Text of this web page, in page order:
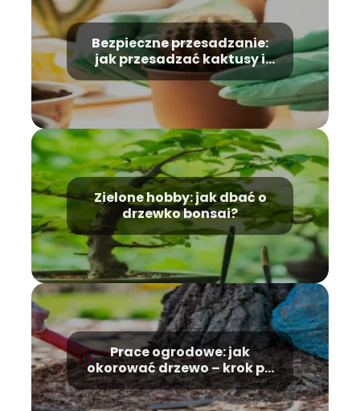
Bezpieczne przesadzanie:
jak przesadzać kaktusy i
unikać kolców?
Zielone hobby: jak dbać o
drzewko bonsai?
Prace ogrodowe: jak
okorować drzewo – krok po
kroku